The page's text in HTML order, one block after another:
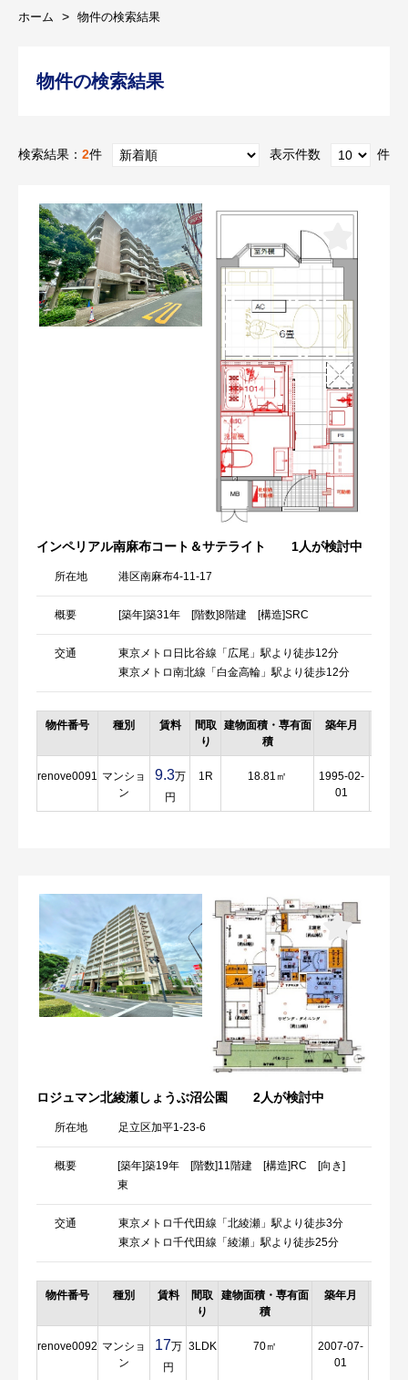
ホーム 物件の検索結果
物件の検索結果
検索結果： 2件 表示件数 件
インペリアル南麻布コート＆サテライト 1人が検討中
所在地 港区南麻布4-11-17
概要 [築年]築31年 [階数]8階建 [構造]SRC
交通
東京メトロ日比谷線「広尾」駅より徒歩12分
東京メトロ南北線「白金高輪」駅より徒歩12分
物件番号 種別 賃料
間取
り
建物面積・専有面
積
築年月
renove0091 マンショ
ン
9.3万
円
1R 18.81㎡
1995-02-
01
ロジュマン北綾瀬しょうぶ沼公園 2人が検討中
所在地 足立区加平1-23-6
概要
[築年]築19年 [階数]11階建 [構造]RC [向き]
東
交通
東京メトロ千代田線「北綾瀬」駅より徒歩3分
東京メトロ千代田線「綾瀬」駅より徒歩25分
物件番号 種別 賃料
間取
り
建物面積・専有面
積
築年月
renove0092 マンショ
ン
17万
円
3LDK 70㎡
2007-07-
01